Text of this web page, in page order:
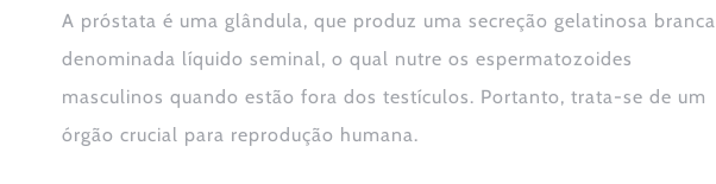
A próstata é uma glândula, que produz uma secreção gelatinosa branca
denominada líquido seminal, o qual nutre os espermatozoides
masculinos quando estão fora dos testículos. Portanto, trata-se de um
órgão crucial para reprodução humana.